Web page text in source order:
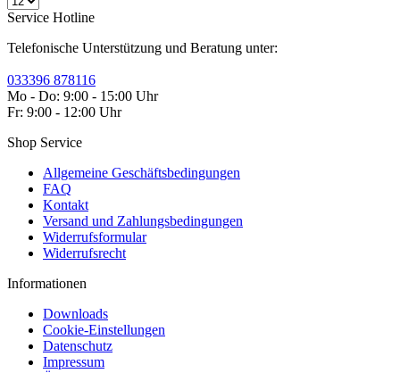
Service Hotline
Telefonische Unterstützung und Beratung unter:
033396 878116
Mo - Do: 9:00 - 15:00 Uhr
Fr: 9:00 - 12:00 Uhr
Shop Service
Allgemeine Geschäftsbedingungen
FAQ
Kontakt
Versand und Zahlungsbedingungen
Widerrufsformular
Widerrufsrecht
Informationen
Downloads
Cookie-Einstellungen
Datenschutz
Impressum